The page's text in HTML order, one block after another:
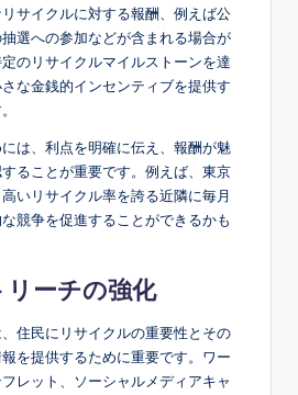
サイクルに対する報酬、例えば公
選への参加などが含まれる場合が
のリサイクルマイルストーンを達
な金銭的インセンティブを提供す
は、利点を明確に伝え、報酬が魅
ることが重要です。例えば、東京
いリサイクル率を誇る近隣に毎月
競争を促進することができるかも
ーチの強化
住民にリサイクルの重要性とその
を提供するために重要です。ワー
レット、ソーシャルメディアキャ